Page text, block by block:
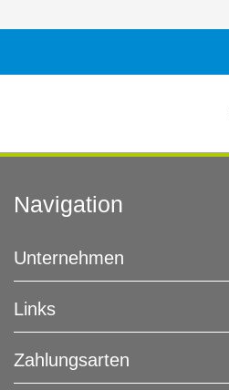
Navigation
Unternehmen
Links
Zahlungsarten